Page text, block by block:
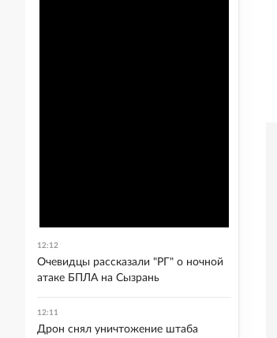
12:12
Очевидцы рассказали "РГ" о ночной
атаке БПЛА на Сызрань
12:11
Дрон снял уничтожение штаба